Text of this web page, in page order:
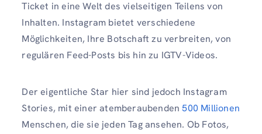
Ticket in eine Welt des vielseitigen Teilens von
Inhalten. Instagram bietet verschiedene
Möglichkeiten, Ihre Botschaft zu verbreiten, von
regulären Feed-Posts bis hin zu IGTV-Videos.
Der eigentliche Star hier sind jedoch Instagram
Stories, mit einer atemberaubenden500 Millionen
Menschen, die sie jeden Tag ansehen. Ob Fotos,